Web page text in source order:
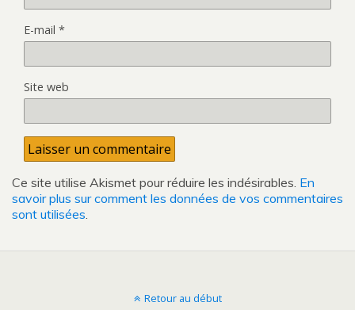
E-mail *
Site web
Ce site utilise Akismet pour réduire les indésirables. En
savoir plus sur comment les données de vos commentaires
sont utilisées.
Retour au début